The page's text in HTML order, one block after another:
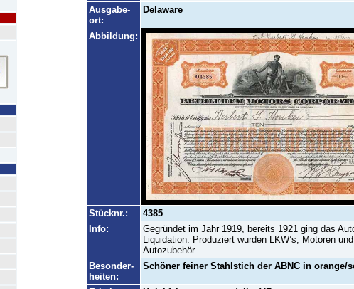
Ausgabe-
ort:
Delaware
Abbildung:
Stücknr.:
4385
Info:
Gegründet im Jahr 1919, bereits 1921 ging das
Liquidation. Produziert wurden LKW’s, Motoren und
Autozubehör.
Besonder-
heiten:
Schöner feiner Stahlstich der ABNC in orange/